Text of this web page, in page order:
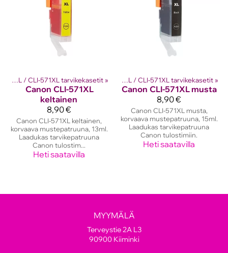
PGI-570XL / CLI-571XL tarvikekasetit ‪»
Canon CLI-571XL
keltainen
8,90 €
Canon CLI-571XL keltainen,
korvaava mustepatruuna, 13ml.
Laadukas tarvikepatruuna
Canon tulostim...
Heti saatavilla
‪» Canon mustekasetit ‪» PGI-570XL / CLI-571XL tarvikekasetit ‪»
Canon CLI-571XL musta
8,90 €
Canon CLI-571XL musta,
korvaava mustepatruuna, 15ml.
Laadukas tarvikepatruuna
Canon tulostimiin.
Heti saatavilla
MYYMÄLÄ
Terveystie 2A L3
90900 Kiiminki